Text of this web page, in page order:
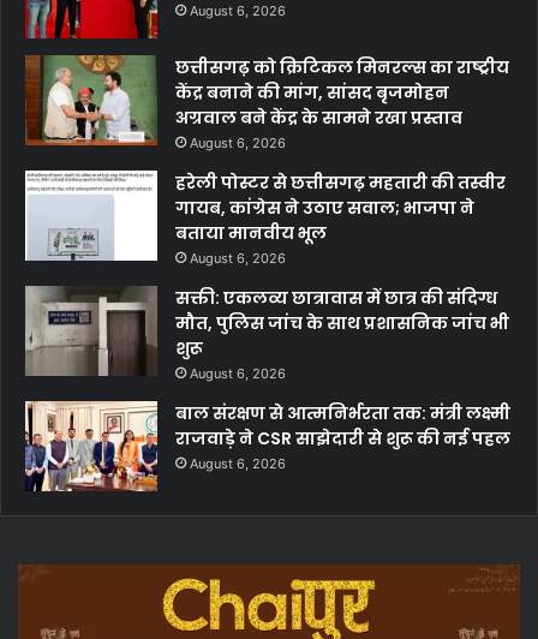
August 6, 2026
छत्तीसगढ़ को क्रिटिकल मिनरल्स का राष्ट्रीय
केंद्र बनाने की मांग, सांसद बृजमोहन
अग्रवाल बने केंद्र के सामने रखा प्रस्ताव
August 6, 2026
हरेली पोस्टर से छत्तीसगढ़ महतारी की तस्वीर
गायब, कांग्रेस ने उठाए सवाल; भाजपा ने
बताया मानवीय भूल
August 6, 2026
सक्ती: एकलव्य छात्रावास में छात्र की संदिग्ध
मौत, पुलिस जांच के साथ प्रशासनिक जांच भी
शुरू
August 6, 2026
बाल संरक्षण से आत्मनिर्भरता तक: मंत्री लक्ष्मी
राजवाड़े ने CSR साझेदारी से शुरू की नई पहल
August 6, 2026